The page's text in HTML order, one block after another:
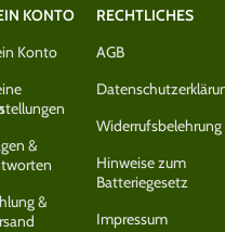
KONTO
Konto
&
&
RECHTLICHES
AGB
Widerrufsbelehrung
Hinweise zum
Batteriegesetz
Impressum